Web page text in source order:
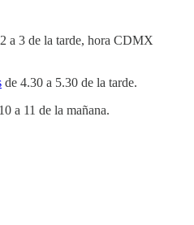
a 3 de la tarde, hora CDMX
de 4.30 a 5.30 de la tarde.
a 11 de la mañana.